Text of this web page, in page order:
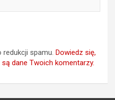
spamu. Dowiedz się,
dane Twoich komentarzy.